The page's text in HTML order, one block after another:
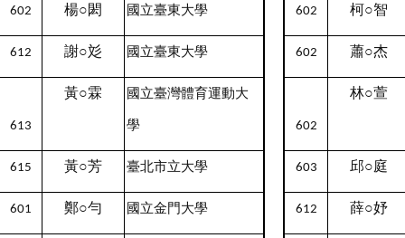
602 楊○閎 國立臺東大學 602 柯○智
612 謝○彣 國立臺東大學 602 蕭○杰
613
黃○霖
國立臺灣體育運動大
學
602
林○萱
615 黃○芳 臺北市立大學 603 邱○庭
601 鄭○勻 國立金門大學 612 薛○妤